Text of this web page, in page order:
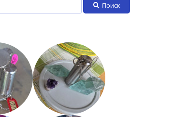
Поиск